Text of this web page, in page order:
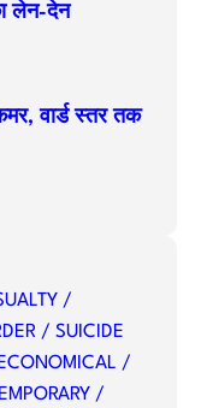
लेन-देन
वार्ड स्तर तक
/
/ SUICIDE
/
/